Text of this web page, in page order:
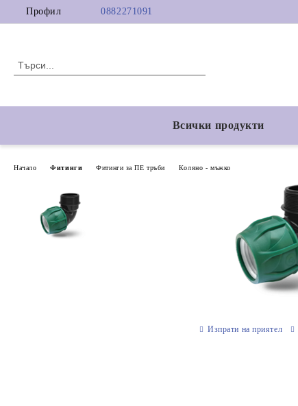
Профил 0882271091
Всички продукти
Начало Фитинги Фитинги за ПЕ тръби Коляно - мъжко
Изпрати на приятел